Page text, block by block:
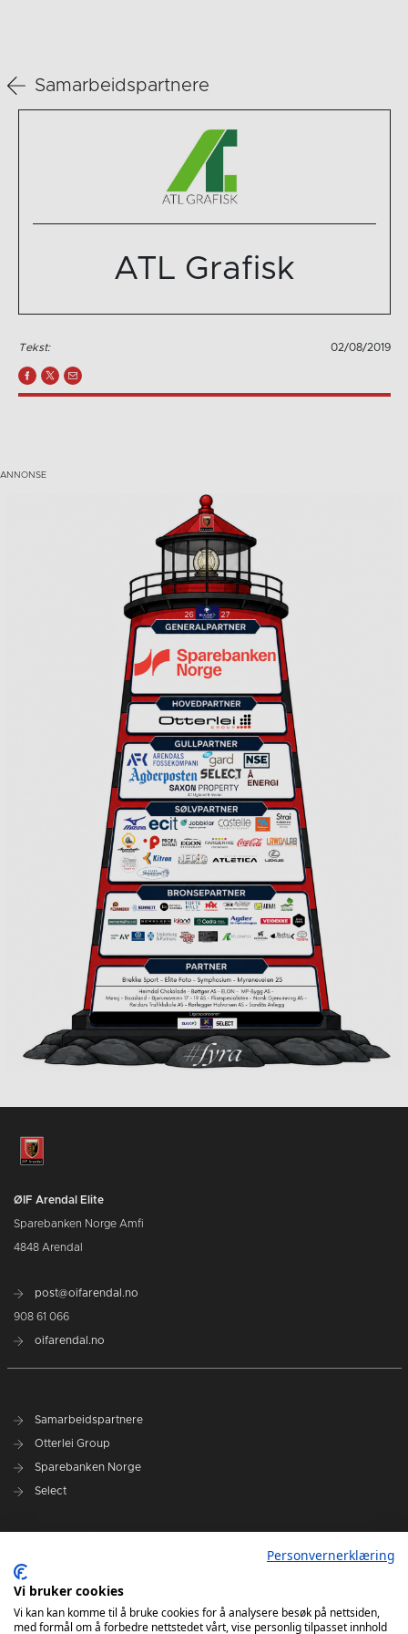
Samarbeidspartnere
ATL Grafisk
Tekst: 02/08/2019
ØIF Arendal Elite
Sparebanken Norge Amfi
4848 Arendal
post@oifarendal.no
908 61 066
oifarendal.no
Samarbeidspartnere
Otterlei Group
Sparebanken Norge
Select
Spillerstall
Administrasjon
Styret
Personvernerklæring
Vi bruker cookies
Vi kan kan komme til å bruke cookies for å analysere besøk på nettsiden,
med formål om å forbedre nettstedet vårt, vise personlig tilpasset innhold